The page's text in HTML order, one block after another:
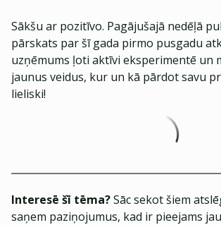
Sākšu ar pozitīvo. Pagājušajā nedēļā
pārskats par šī gada pirmo pusgadu
uzņēmums ļoti aktīvi eksperimentē un
jaunus veidus, kur un kā pārdot savu
lieliski!
Interesē šī tēma?Sāc sekot šiem
saņem paziņojumus, kad ir pieejams